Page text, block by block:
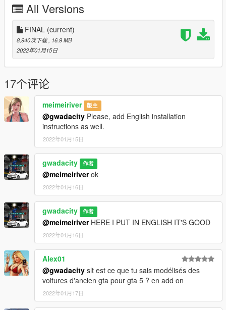
Cadrans de travail (mais pas précis) -Impact de balle sur la
carrosserie -Verre cassable -Plaques d’immatriculation -Version
complémentaire -Feux personnalisés -Suspensions de travail -
Maniabilité réaliste
V1.1 MISE A JOUR
mise à jour des textures
------------------------------
- CRÉDITS -Conversion de voiture: gwadacity 3d_artist .
MODÈLE
3D SKYDH
conseils S’il vous plaît ne convertissez
pas cette voiture pour d’autres jeux sans permission pour de
l’aide et des conseils S’il vous plaît ne convertissez pas cette
voiture pour d’autres jeux sans permission
All Versions
FINAL (current)
8,940次下载, 16.9 MB
2022年01月15日
17个评论
meimeiriver 版主
@gwadacity Please, add English installation
instructions as well.
2022年01月15日
gwadacity 作者
@meimeiriverok
2022年01月16日
gwadacity 作者
@meimeiriverHERE I PUT IN ENGLISH IT'S GOOD
2022年01月16日
Alex01
@gwadacity slt est ce que tu sais modélisés des
voitures d'ancien gta pour gta 5 ? en add on
2022年01月17日